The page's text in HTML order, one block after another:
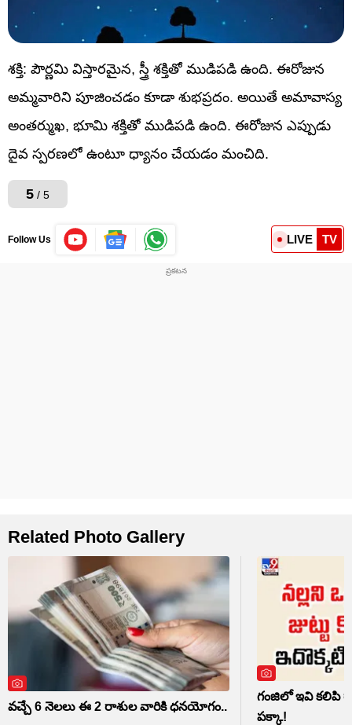
శక్తి: పౌర్ణమి విస్తారమైన, స్త్రీ శక్తితో ముడిపడి ఉంది. ఈరోజున
అమ్మవారిని పూజించడం కూడా శుభప్రదం. అయితే అమావాస్య
అంతర్ముఖ, భూమి శక్తితో ముడిపడి ఉంది. ఈరోజున ఎప్పుడు
దైవ స్పరణలో ఉంటూ ధ్యానం చేయడం మంచిది.
5 / 5
Follow Us LIVE TV
Related Photo Gallery
వచ్చే 6 నెలలు ఈ 2 రాశుల వారికి ధనయోగం..
గంజిలో ఇవి కలిపి
పక్కా!